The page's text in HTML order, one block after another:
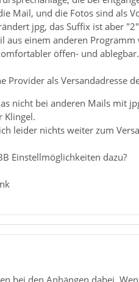
Mail, und die Fotos sind als
jpg, das Suffix ist aber
aus einem anderen
öffen- und ablegbar.
Provider als Versandadresse
nicht bei anderen Mails mit
Klingel.
leider nichts weiter zum
Einstellmöglichkeiten dazu?
bei den Anhängen dabei.